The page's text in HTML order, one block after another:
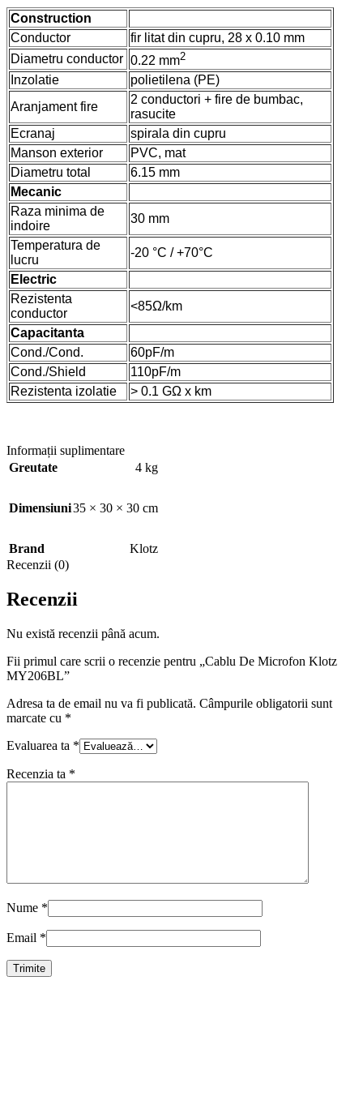
Construction
Conductor
fir litat din cupru, 28 x 0.10 mm
Diametru conductor 0.22 mm2
Inzolatie
polietilena (PE)
Aranjament fire
2 conductori + fire de bumbac,
rasucite
Ecranaj
spirala din cupru
Manson exterior
PVC, mat
Diametru total
6.15 mm
Mecanic
Raza minima de
indoire
30 mm
Temperatura de
lucru
-20 °C / +70°C
Electric
Rezistenta
conductor
<85Ω/km
Capacitanta
Cond./Cond.
60pF/m
Cond./Shield
110pF/m
Rezistenta izolatie
> 0.1 GΩ x km
Informații suplimentare
Greutate
4 kg
Dimensiuni35 × 30 × 30 cm
Brand
Klotz
Recenzii (0)
Recenzii
Nu există recenzii până acum.
Fii primul care scrii o recenzie pentru „Cablu De Microfon Klotz
MY206BL”
Adresa ta de email nu va fi publicată. Câmpurile obligatorii sunt
marcate cu *
Evaluarea ta *
Recenzia ta *
Nume *
Email *